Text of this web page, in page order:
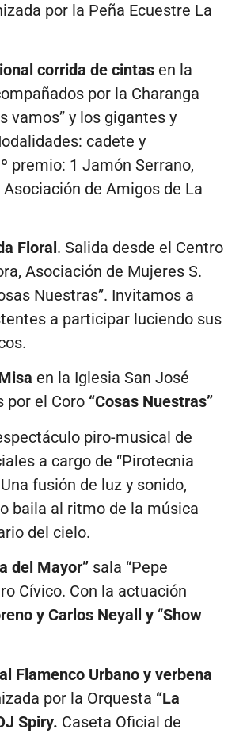
por la Peña Ecuestre La
corrida de cintas en la
por la Charanga
vamos” y los gigantes y
cadete y
1 Jamón Serrano,
de Amigos de La
Floral. Salida desde el Centro
Asociación de Mujeres S.
Nuestras”. Invitamos a
a participar luciendo sus
en la Iglesia San José
por el Coro “Cosas Nuestras”
piro-musical de
a cargo de “Pirotecnia
fusión de luz y sonido,
baila al ritmo de la música
del cielo.
del Mayor” sala “Pepe
Cívico. Con la actuación
y Carlos Neyall y “Show
Flamenco Urbano y verbena
por la Orquesta “La
Spiry. Caseta Oficial de